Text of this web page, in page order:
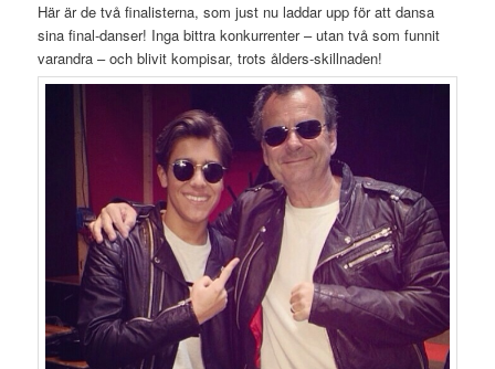
Här är de två finalisterna, som just nu laddar upp för att dansa
sina final-danser! Inga bittra konkurrenter – utan två som funnit
varandra – och blivit kompisar, trots ålders-skillnaden!